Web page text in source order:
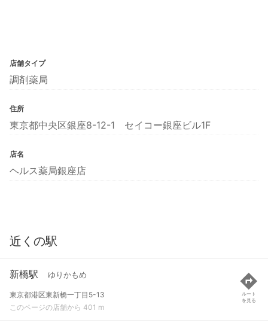
店舗タイプ
調剤薬局
住所
東京都中央区銀座8-12-1 セイコー銀座ビル1F
店名
ヘルス薬局銀座店
近くの駅
新橋駅 ゆりかもめ
東京都港区東新橋一丁目5-13
このページの店舗から 401 m
ルート
を見る